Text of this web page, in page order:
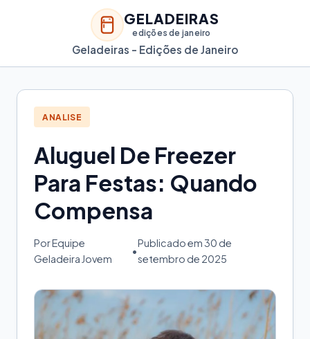
GELADEIRAS
edições de janeiro
Geladeiras - Edições de Janeiro
ANALISE
Aluguel De Freezer
Para Festas: Quando
Compensa
Por Equipe
Geladeira Jovem
•
Publicado em 30 de
setembro de 2025